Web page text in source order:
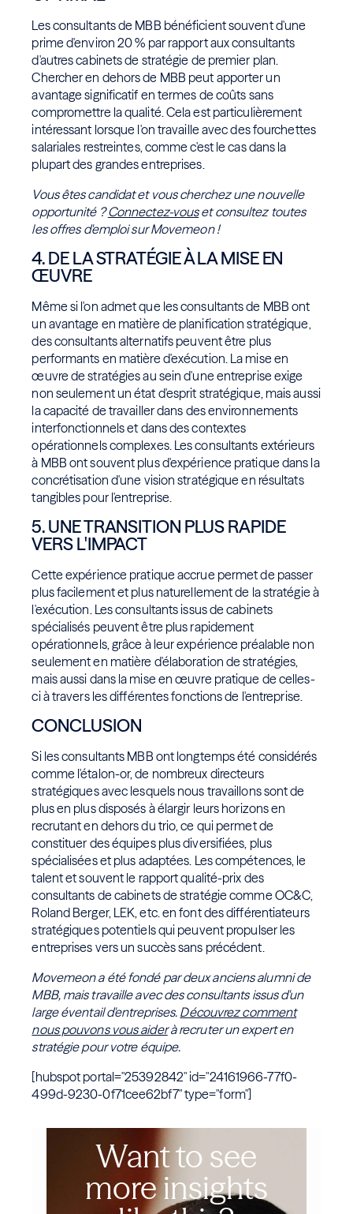
Les consultants de MBB bénéficient souvent d'une
prime d'environ 20 % par rapport aux consultants
d'autres cabinets de stratégie de premier plan.
Chercher en dehors de MBB peut apporter un
avantage significatif en termes de coûts sans
compromettre la qualité. Cela est particulièrement
intéressant lorsque l'on travaille avec des fourchettes
salariales restreintes, comme c'est le cas dans la
plupart des grandes entreprises.
Vous êtes candidat et vous cherchez une nouvelle
opportunité ?Connectez-vouset consultez toutes
les offres d'emploi sur Movemeon !
4. DE LA STRATÉGIE À LA MISE EN
ŒUVRE
Même si l'on admet que les consultants de MBB ont
un avantage en matière de planification stratégique,
des consultants alternatifs peuvent être plus
performants en matière d'exécution. La mise en
œuvre de stratégies au sein d'une entreprise exige
non seulement un état d'esprit stratégique, mais aussi
la capacité de travailler dans des environnements
interfonctionnels et dans des contextes
opérationnels complexes. Les consultants extérieurs
à MBB ont souvent plus d'expérience pratique dans la
concrétisation d'une vision stratégique en résultats
tangibles pour l'entreprise.
5. UNE TRANSITION PLUS RAPIDE
VERS L'IMPACT
Cette expérience pratique accrue permet de passer
plus facilement et plus naturellement de la stratégie à
l'exécution. Les consultants issus de cabinets
spécialisés peuvent être plus rapidement
opérationnels, grâce à leur expérience préalable non
seulement en matière d'élaboration de stratégies,
mais aussi dans la mise en œuvre pratique de celles-
ci à travers les différentes fonctions de l'entreprise.
CONCLUSION
Si les consultants MBB ont longtemps été considérés
comme l'étalon-or, de nombreux directeurs
stratégiques avec lesquels nous travaillons sont de
plus en plus disposés à élargir leurs horizons en
recrutant en dehors du trio, ce qui permet de
constituer des équipes plus diversifiées, plus
spécialisées et plus adaptées. Les compétences, le
talent et souvent le rapport qualité-prix des
consultants de cabinets de stratégie comme OC&C,
Roland Berger, LEK, etc. en font des différentiateurs
stratégiques potentiels qui peuvent propulser les
entreprises vers un succès sans précédent.
Movemeon a été fondé par deux anciens alumni de
MBB, mais travaille avec des consultants issus d'un
large éventail d'entreprises. Découvrez comment
nous pouvons vous aiderà recruter un expert en
stratégie pour votre équipe.
[hubspot portal="25392842" id="24161966-77f0-
499d-9230-0f71cee62bf7" type="form"]
Want to see
more insights